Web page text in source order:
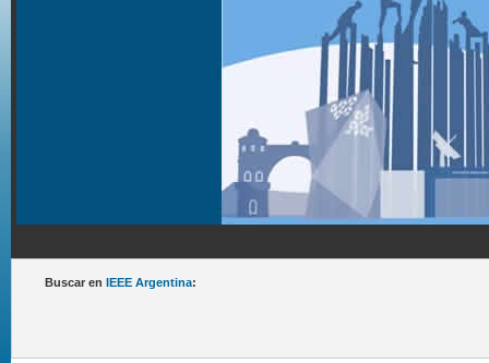
Buscar en IEEE Argentina: